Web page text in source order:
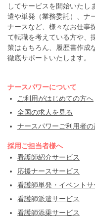
してサービスを開始いたし
遣や単発（業務委託）、ナ
ナースなど、様々なお仕事
て転職を考えている方や、
策はもちろん、履歴書作成
徹底サポートいたします。
ナースパワーについて
ご利用がはじめての方へ
全国の求人を見る
ナースパワーご利用者の
採用ご担当者様へ
看護師紹介サービス
応援ナースサービス
看護師単発・イベントサ
看護師派遣サービス
看護師添乗サービス